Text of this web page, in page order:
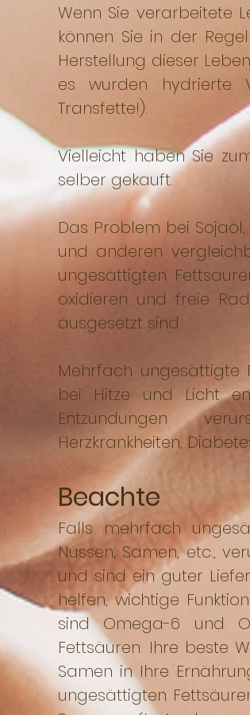
Wenn Sie verarbeitete
können Sie in der
Herstellung dieser
es wurden hydrierte
Transfette!).
Vielleicht haben Sie
selber gekauft.
Das Problem bei
und anderen
ungesättigten
oxidieren und freie
ausgesetzt sind.
Mehrfach ungesättigte
bei Hitze und Licht
Entzündungen
Herzkrankheiten,
Beachte
Falls mehrfach
Nüssen, Samen, etc.,
und sind ein guter
helfen, wichtige
sind Omega-6 und
Fettsäuren. Ihre beste
Samen in Ihre
ungesättigten